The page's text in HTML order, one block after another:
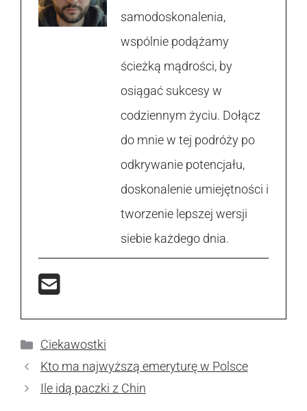
samodoskonalenia,
wspólnie podążamy
ścieżką mądrości, by
osiągać sukcesy w
codziennym życiu. Dołącz
do mnie w tej podróży po
odkrywanie potencjału,
doskonalenie umiejętności i
tworzenie lepszej wersji
siebie każdego dnia.
Kategorie
Ciekawostki
Kto ma najwyższą emeryturę w Polsce
Ile idą paczki z Chin